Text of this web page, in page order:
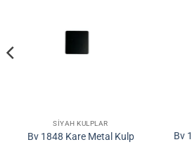
SIYAH KULPLAR
Bv 1848 Kare Metal Kulp
Bv